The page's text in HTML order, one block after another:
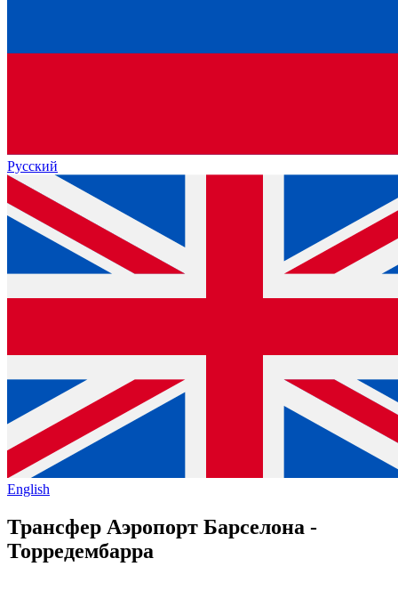
Русский
English
Трансфер Аэропорт Барселона -
Торредембарра